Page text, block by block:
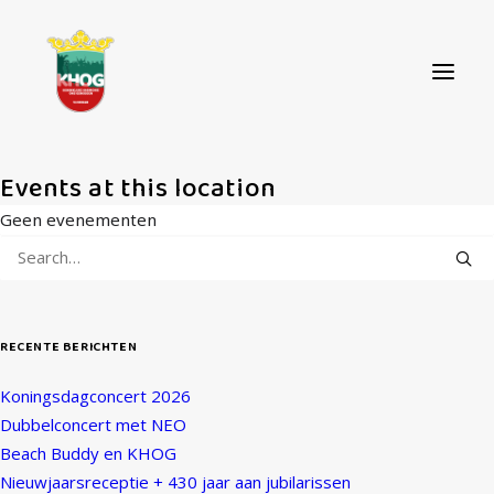
OVER ONS
Events at this location
Events at this location
Geen evenementen
RECENTE BERICHTEN
Koningsdagconcert 2026
Dubbelconcert met NEO
Beach Buddy en KHOG
Nieuwjaarsreceptie + 430 jaar aan jubilarissen